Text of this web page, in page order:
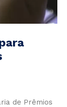
de Prêmios